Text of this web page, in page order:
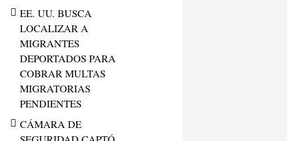
EE. UU. BUSCA
LOCALIZAR A
MIGRANTES
DEPORTADOS PARA
COBRAR MULTAS
MIGRATORIAS
PENDIENTES
CÁMARA DE